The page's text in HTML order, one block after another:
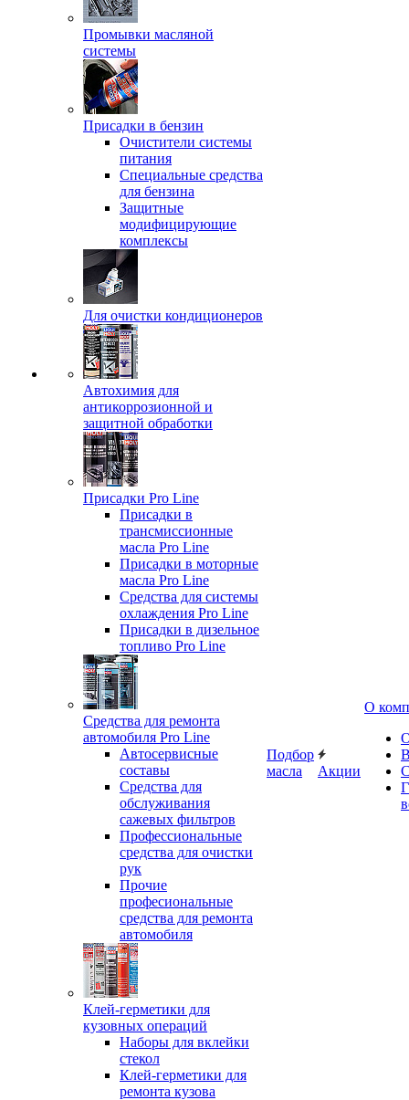
Промывки масляной
системы
Присадки в бензин
Очистители системы
питания
Специальные срeдства
для бензина
Защитные
модифицирующие
комплексы
Для очистки кондиционеров
Автохимия для
антикоррозионной и
защитной обработки
Присадки Pro Line
Присадки в
трансмиссионные
масла Pro Line
Присадки в моторные
масла Pro Line
Средства для системы
охлаждения Pro Line
Присадки в дизельное
топливо Pro Line
Средства для ремонта
автомобиля Pro Line
Автосервисные
составы
Средства для
обслуживания
сажевых фильтров
Профессиональные
средства для очистки
рук
Прочие
професиональные
средства для ремонта
автомобиля
Клей-герметики для
кузовных операций
Наборы для вклейки
стекол
Клей-герметики для
ремонта кузова
Подбор
масла
Акции
О